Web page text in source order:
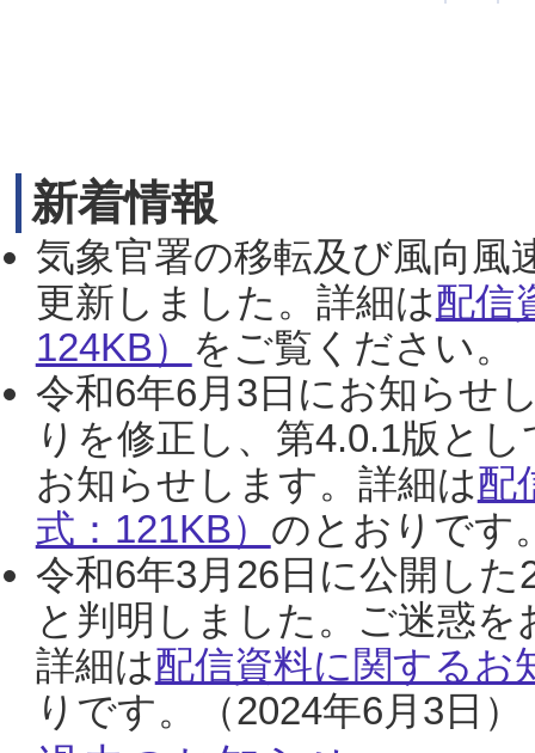
新着情報
気象官署の移転及び風向風
更新しました。詳細は配信
124KB） をご覧ください。
令和6年6月3日にお知らせ
りを修正し、第4.0.1版と
お知らせします。詳細は配
式：121KB） のとおりです
令和6年3月26日に公開し
と判明しました。ご迷惑
詳細は配信資料に関するお
りです。（2024年6月3日）